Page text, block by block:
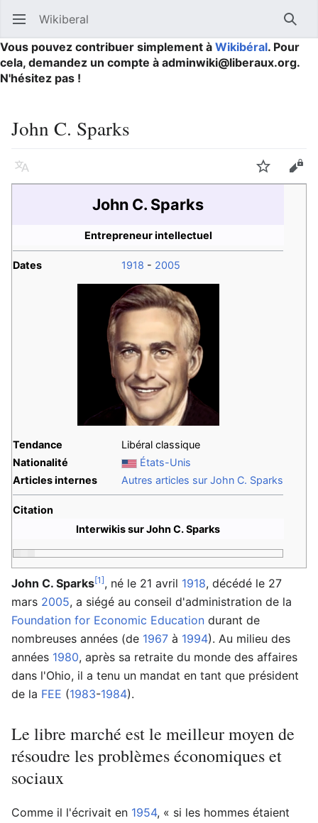
Ouvrir le menu principal Wikiberal
Vous pouvez contribuer simplement à Wikibéral. Pour
cela, demandez un compte à adminwiki@liberaux.org.
N'hésitez pas !
John C. Sparks
Langue Suivre
John C. Sparks
Entrepreneur intellectuel
Dates 1918 - 2005
Tendance
Libéral classique
Nationalité
États-Unis
Articles internes
Autres articles sur John C. Sparks
Citation
Interwikis sur John C. Sparks
John C. Sparks[1], né le 21 avril 1918, décédé le 27
mars 2005, a siégé au conseil d'administration de la
Foundation for Economic Education durant de
nombreuses années (de 1967 à 1994). Au milieu des
années 1980, après sa retraite du monde des affaires
dans l'Ohio, il a tenu un mandat en tant que président
de la FEE (1983-1984).
Le libre marché est le meilleur moyen de
résoudre les problèmes économiques et
sociaux
Comme il l'écrivait en 1954, « si les hommes étaient